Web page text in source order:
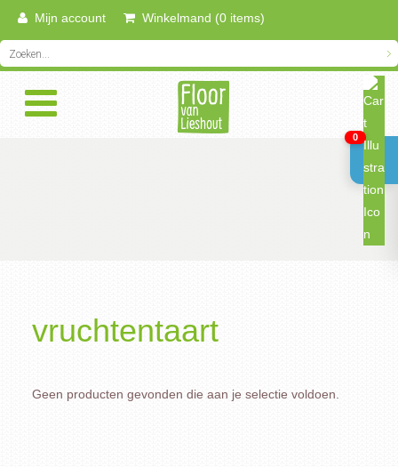
Mijn account Winkelmand (0 items)
vruchtentaart
Geen producten gevonden die aan je selectie voldoen.
0